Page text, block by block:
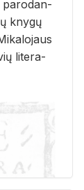
pa­ro­dan­
kny­gų
li­te­ra­